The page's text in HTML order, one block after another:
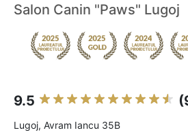
Salon Canin "Paws" Lugoj
9.5
Lugoj, Avram Iancu 35B